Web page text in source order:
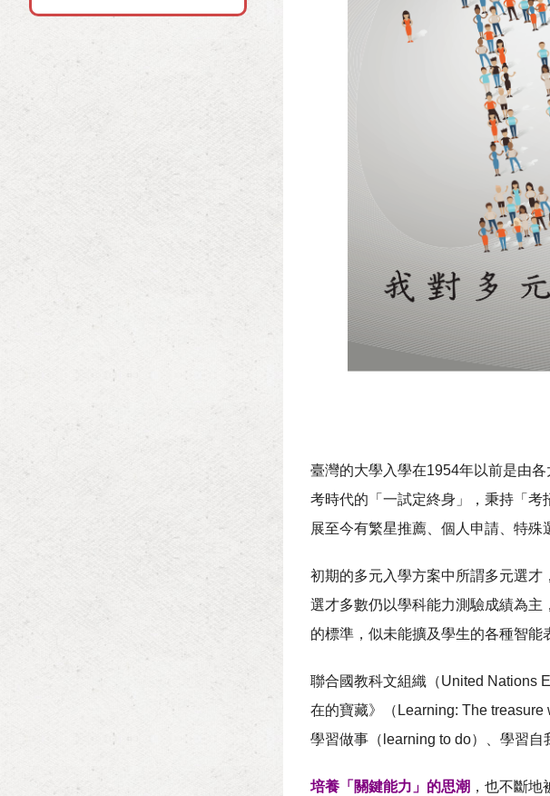
臺灣的大學入學在1954年以前是由
考時代的「一試定終身」，秉持「
展至今有繁星推薦、個人申請、特殊
初期的多元入學方案中所謂多元選
選才多數仍以學科能力測驗成績為
的標準，似未能擴及學生的各種智能
聯合國教科文組織（United Nations
在的寶藏》（Learning: The
學習做事（learning to do）、學習自
培養「關鍵能力」的思潮 ，也不斷